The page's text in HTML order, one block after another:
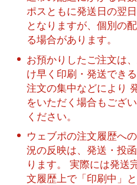
ポスともに発送日の翌
となりますが、個別の
る場合があります。
お預かりしたご注文は
け早く印刷・発送でき
注文の集中などにより
をいただく場合もござ
ください。
ウェブポの注文履歴へ
況の反映は、発送・投
ります。 実際には発送
文履歴上で「印刷中」